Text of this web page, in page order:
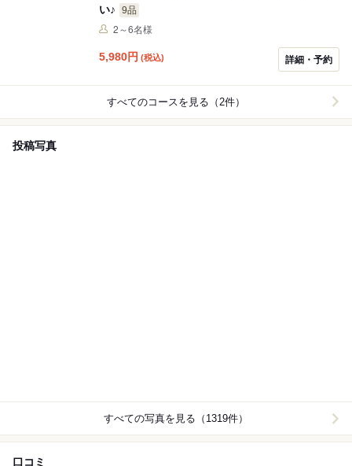
い♪
9品
2～6名様
5,980円 (税込) 詳細・予約
すべてのコースを見る（2件）
投稿写真
すべての写真を見る（1319件）
口コミ